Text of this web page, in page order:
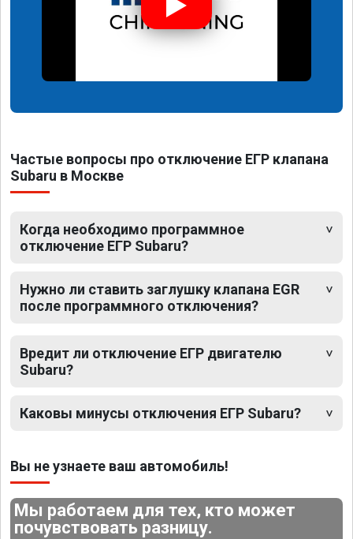
Частые вопросы про отключение ЕГР клапана
Subaru в Москве
Когда необходимо программное
отключение ЕГР Subaru?
Нужно ли ставить заглушку клапана EGR
после программного отключения?
Вредит ли отключение ЕГР двигателю
Subaru?
Каковы минусы отключения ЕГР Subaru?
Вы не узнаете ваш автомобиль!
Мы работаем для тех, кто может
почувствовать разницу.